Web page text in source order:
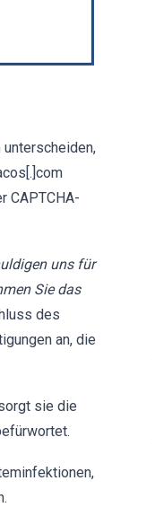
CAPTCHA-
uns für
Sie das
des
an, die
sie die